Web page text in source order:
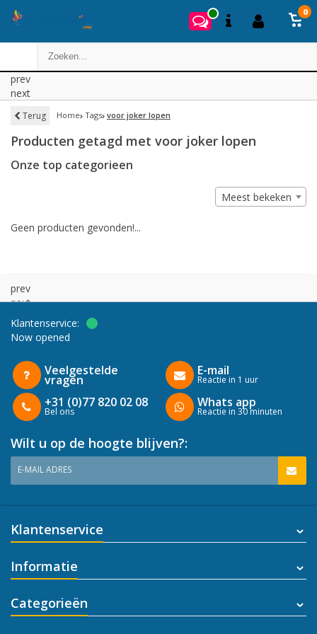
0
prev
next
Terug Home Tags voor joker lopen
Producten getagd met voor joker lopen
Onze top categorieen
Meest bekeken
Geen producten gevonden!...
prev
next
Klantenservice:
Now opened
Veelgestelde
vragen
+31 (0)77 820 02 08
Bel ons
E-mail
Reactie in 1 uur
Whats app
Reactie in 30 minuten
Wilt u op de hoogte blijven?:
E-MAIL ADRES
Klantenservice
Informatie
Categorieën